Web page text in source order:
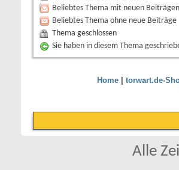
Beliebtes Thema mit neuen Beiträgen
Beliebtes Thema ohne neue Beiträge
Thema geschlossen
Sie haben in diesem Thema
Home| torwart.de-
Alle